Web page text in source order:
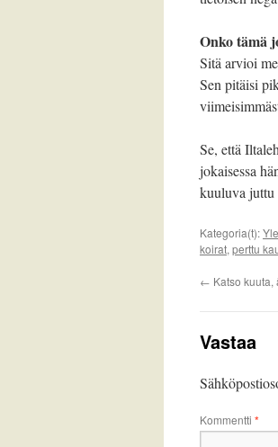
Onko tämä
Sitä arvioi
Sen pitäisi
Se, että
jokaisessa
kuuluva juttu
Kategoria(t):
koirat, perttu
← Katso kuuta,
Vastaa
Kommentti *